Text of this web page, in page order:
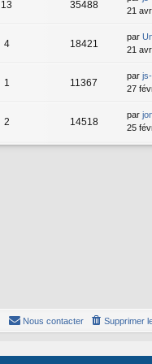
13 35488
21
4 18421
par
21
1 11367
par
27
2 14518
par
25
Supprimer
Nous contacter